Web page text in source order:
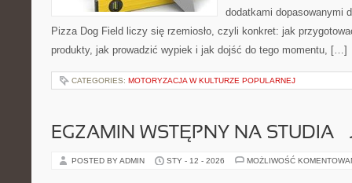
dodatkami dopasowanymi
Pizza Dog Field liczy się rzemiosło, czyli konkret: jak
produkty, jak prowadzić wypiek i jak dojść do tego momentu, […]
CATEGORIES: MOTORYZACJA W KULTURZE POPULARNEJ
EGZAMIN WSTĘPNY NA STUDIA
POSTED BY ADMIN STY - 12 - 2026 MOŻLIWOŚĆ